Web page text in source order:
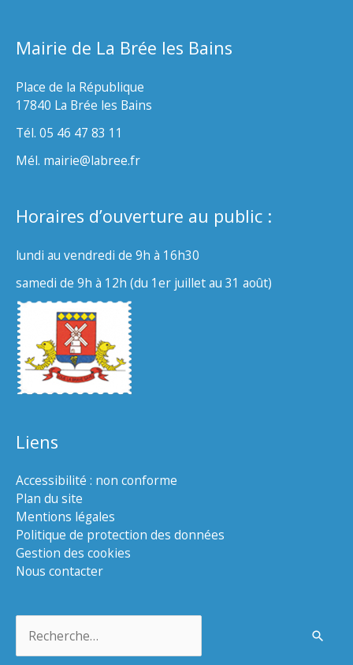
Mairie de La Brée les Bains
Place de la République
17840 La Brée les Bains
Tél. 05 46 47 83 11
Mél. mairie@labree.fr
Horaires d’ouverture au public :
lundi au vendredi de 9h à 16h30
samedi de 9h à 12h (du 1er juillet au 31 août)
Liens
Accessibilité : non conforme
Plan du site
Mentions légales
Politique de protection des données
Gestion des cookies
Nous contacter